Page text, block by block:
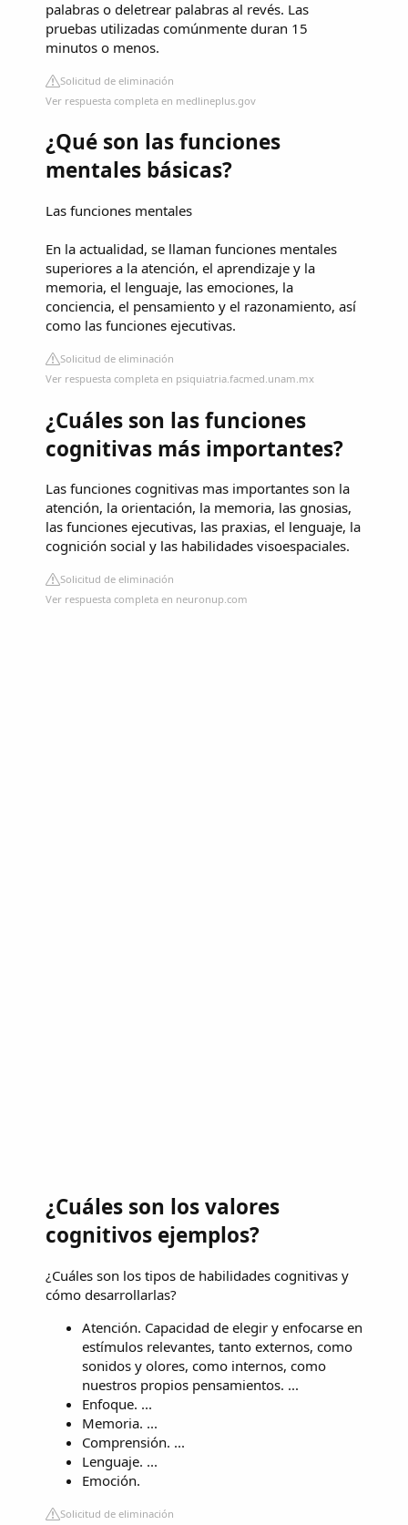
palabras o deletrear palabras al revés. Las
pruebas utilizadas comúnmente duran 15
minutos o menos.
Solicitud de eliminación
Ver respuesta completa en medlineplus.gov
¿Qué son las funciones
mentales básicas?
Las funciones mentales
En la actualidad, se llaman funciones mentales
superiores a la atención, el aprendizaje y la
memoria, el lenguaje, las emociones, la
conciencia, el pensamiento y el razonamiento, así
como las funciones ejecutivas.
Solicitud de eliminación
Ver respuesta completa en psiquiatria.facmed.unam.mx
¿Cuáles son las funciones
cognitivas más importantes?
Las funciones cognitivas mas importantes son la
atención, la orientación, la memoria, las gnosias,
las funciones ejecutivas, las praxias, el lenguaje, la
cognición social y las habilidades visoespaciales.
Solicitud de eliminación
Ver respuesta completa en neuronup.com
¿Cuáles son los valores
cognitivos ejemplos?
¿Cuáles son los tipos de habilidades cognitivas y
cómo desarrollarlas?
Atención. Capacidad de elegir y enfocarse en
estímulos relevantes, tanto externos, como
sonidos y olores, como internos, como
nuestros propios pensamientos. ...
Enfoque. ...
Memoria. ...
Comprensión. ...
Lenguaje. ...
Emoción.
Solicitud de eliminación